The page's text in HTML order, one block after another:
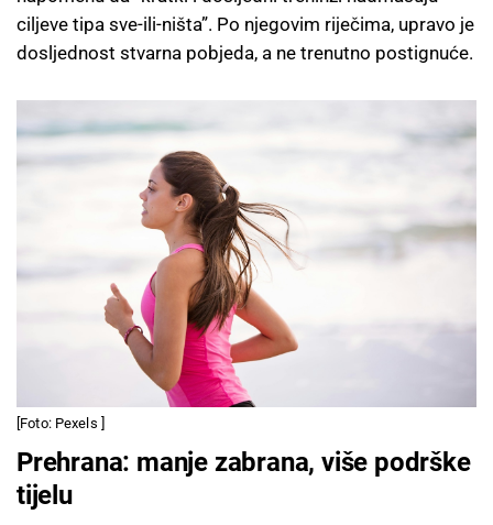
ciljeve tipa sve-ili-ništa”. Po njegovim riječima, upravo je
dosljednost stvarna pobjeda, a ne trenutno postignuće.
[Foto: Pexels ]
Prehrana: manje zabrana, više podrške
tijelu